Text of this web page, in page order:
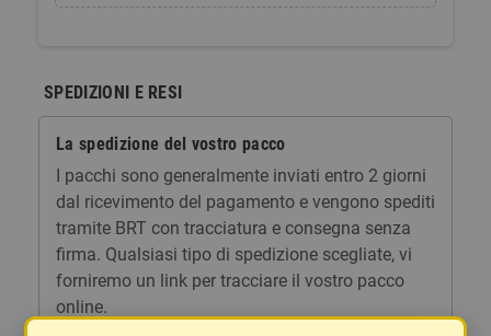
SPEDIZIONI E RESI
La spedizione del vostro pacco
I pacchi sono generalmente inviati entro 2 giorni
dal ricevimento del pagamento e vengono spediti
tramite BRT con tracciatura e consegna senza
firma. Qualsiasi tipo di spedizione scegliate, vi
forniremo un link per tracciare il vostro pacco
online.